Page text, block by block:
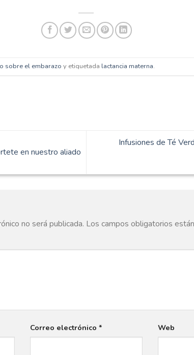
sobre el embarazo y etiquetada lactancia materna.
en nuestro aliado
Infusiones de Té
no será publicada. Los campos obligatorios
Correo electrónico * Web